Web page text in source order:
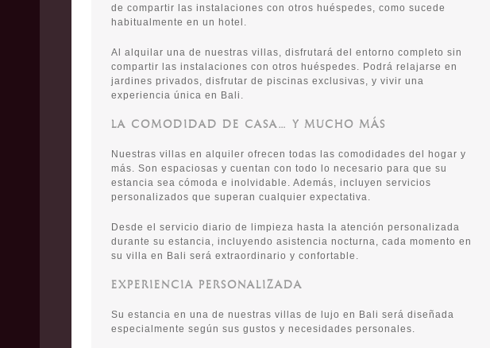
de compartir las instalaciones con otros huéspedes, como sucede
habitualmente en un hotel.
Al alquilar una de nuestras villas, disfrutará del entorno completo sin
compartir las instalaciones con otros huéspedes. Podrá relajarse en
jardines privados, disfrutar de piscinas exclusivas, y vivir una
experiencia única en Bali.
LA COMODIDAD DE CASA… Y MUCHO MÁS
Nuestras villas en alquiler ofrecen todas las comodidades del hogar y
más. Son espaciosas y cuentan con todo lo necesario para que su
estancia sea cómoda e inolvidable. Además, incluyen servicios
personalizados que superan cualquier expectativa.
Desde el servicio diario de limpieza hasta la atención personalizada
durante su estancia, incluyendo asistencia nocturna, cada momento en
su villa en Bali será extraordinario y confortable.
EXPERIENCIA PERSONALIZADA
Su estancia en una de nuestras villas de lujo en Bali será diseñada
especialmente según sus gustos y necesidades personales.